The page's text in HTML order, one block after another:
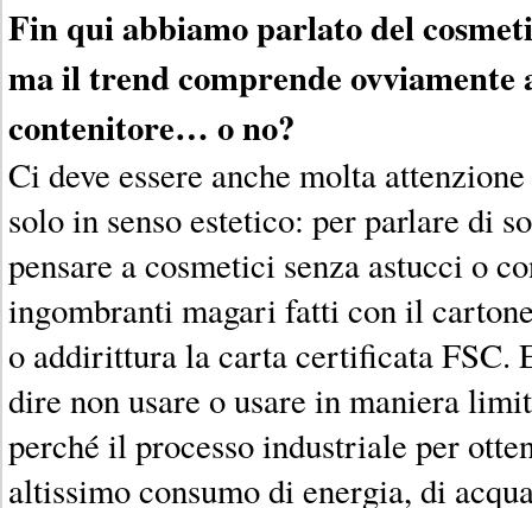
Fin qui abbiamo parlato del
ma il trend comprende ovviamente
contenitore… o no?
Ci deve essere anche molta
solo in senso estetico: per parlare di
pensare a cosmetici senza astucci o
ingombranti magari fatti con il
o addirittura la carta certificata FSC.
dire non usare o usare in maniera
perché il processo industriale per
altissimo consumo di energia, di